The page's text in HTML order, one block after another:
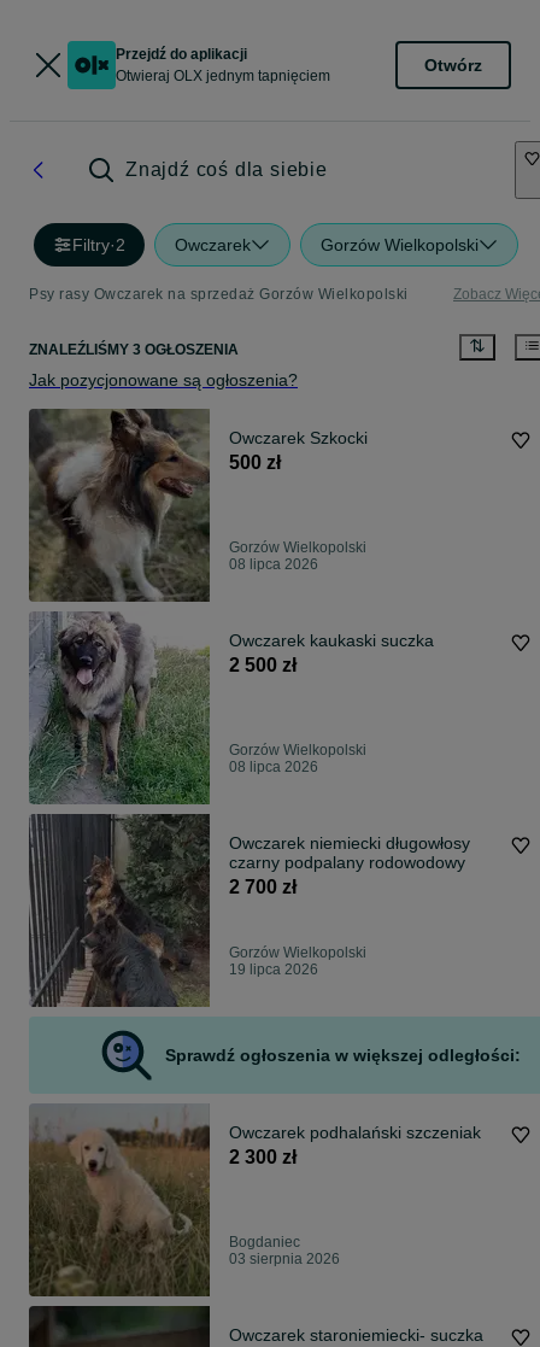
Przejdź do aplikacji
Otwieraj OLX jednym tapnięciem
Otwórz
Znajdź coś dla siebie
Filtry·2 Owczarek Gorzów Wielkopolski
Psy rasy Owczarek na sprzedaż Gorzów Wielkopolski Zobacz
ZNALEŹLIŚMY 3 OGŁOSZENIA
Jak pozycjonowane są ogłoszenia?
Owczarek Szkocki
500 zł
Gorzów Wielkopolski
08 lipca 2026
Owczarek kaukaski suczka
2 500 zł
Gorzów Wielkopolski
08 lipca 2026
Owczarek niemiecki długowłosy
czarny podpalany rodowodowy
2 700 zł
Gorzów Wielkopolski
19 lipca 2026
Sprawdź ogłoszenia w większej odległości:
Owczarek podhalański szczeniak
2 300 zł
Bogdaniec
03 sierpnia 2026
Owczarek staroniemiecki- suczka